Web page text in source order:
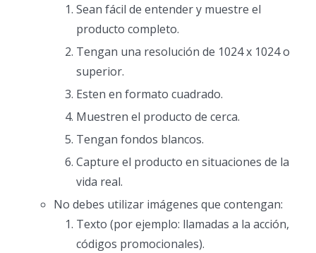
Sean fácil de entender y muestre el
producto completo.
Tengan una resolución de 1024 x 1024 o
superior.
Esten en formato cuadrado.
Muestren el producto de cerca.
Tengan fondos blancos.
Capture el producto en situaciones de la
vida real.
No debes utilizar imágenes que contengan:
Texto (por ejemplo: llamadas a la acción,
códigos promocionales).